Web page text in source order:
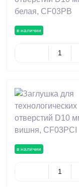
в наличии
в наличии